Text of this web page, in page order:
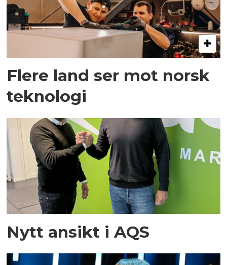
Flere land ser mot norsk
teknologi
Nytt ansikt i AQS